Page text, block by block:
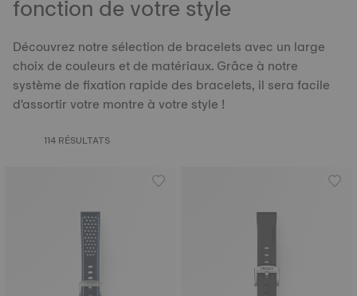
fonction de votre style
Découvrez notre sélection de bracelets avec un large
choix de couleurs et de matériaux. Grâce à notre
système de fixation rapide des bracelets, il sera facile
d'assortir votre montre à votre style !
114 RÉSULTATS